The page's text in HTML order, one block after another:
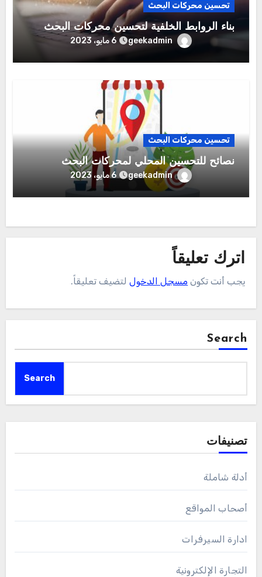
تحسين محركات البحث
بناء الروابط الخلفية لتحسين محركات البحث
geekadmin 6 مايو، 2023
تحسين محركات البحث
نصائح للتحسين المحلي لمحركات البحث
geekadmin 6 مايو، 2023
اترك تعليقاً
يجب أنت تكون مسجل الدخوللتضيف تعليقاً.
Search
Search
تصنيفات
أدلة شاملة
أصحاب المواقع
ادارة السيرفرات
التجارة الإلكترونية